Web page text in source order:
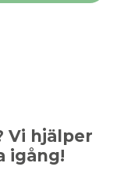
Vi hjälper
igång!